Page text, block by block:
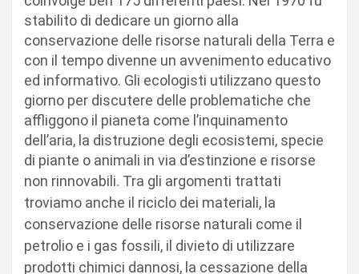
stabilito di dedicare un giorno alla
conservazione delle risorse naturali della Terra e
con il tempo divenne un avvenimento educativo
ed informativo. Gli ecologisti utilizzano questo
giorno per discutere delle problematiche che
affliggono il pianeta come l’inquinamento
dell’aria, la distruzione degli ecosistemi, specie
di piante o animali in via d’estinzione e risorse
non rinnovabili. Tra gli argomenti trattati
troviamo anche il riciclo dei materiali, la
conservazione delle risorse naturali come il
petrolio e i gas fossili, il divieto di utilizzare
prodotti chimici dannosi, la cessazione della